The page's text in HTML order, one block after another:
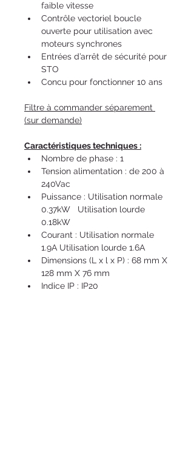
faible vitesse
Contrôle vectoriel boucle
ouverte pour utilisation avec
moteurs synchrones
Entrées d’arrêt de sécurité pour
STO
Concu pour fonctionner 10 ans
Filtre à commander séparement
(sur demande)
Caractéristiques techniques :
Nombre de phase : 1
Tension alimentation : de 200 à
240Vac
Puissance : Utilisation normale
0.37kW   Utilisation lourde
0.18kW
Courant : Utilisation normale
1.9A Utilisation lourde 1.6A
Dimensions (L x l x P) : 68 mm X
128 mm X 76 mm
Indice IP : IP20